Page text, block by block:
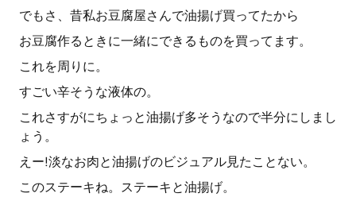
でもさ、昔私お豆腐屋さんで油揚げ買ってたから
お豆腐作るときに一緒にできるものを買ってます。
これを周りに。
すごい辛そうな液体の。
これさすがにちょっと油揚げ多そうなので半分にしまし
ょう。
えー!淡なお肉と油揚げのビジュアル見たことない。
このステーキね。ステーキと油揚げ。